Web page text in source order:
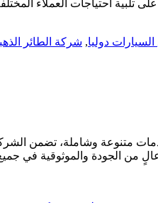
دوليا, شركة الطائر
متنوعة وشاملة، تضمن